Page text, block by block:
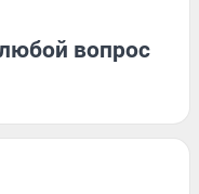
вопрос